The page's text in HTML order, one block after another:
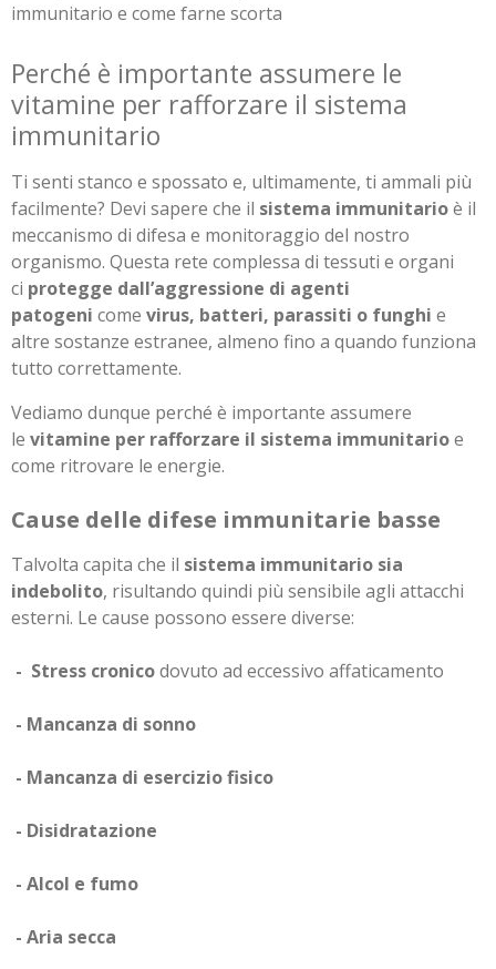
immunitario e come farne scorta
Perché è importante assumere le
vitamine per rafforzare il sistema
immunitario
Ti senti stanco e spossato e, ultimamente, ti ammali più
facilmente? Devi sapere che il sistema immunitarioè il
meccanismo di difesa e monitoraggio del nostro
organismo. Questa rete complessa di tessuti e organi
ci protegge dall’aggressione di agenti
patogeni come virus, batteri, parassiti o funghi e
altre sostanze estranee, almeno fino a quando funziona
tutto correttamente.
Vediamo dunque perché è importante assumere
le vitamine per rafforzare il sistema immunitarioe
come ritrovare le energie.
Cause delle difese immunitarie basse
Talvolta capita che il sistema immunitario sia
indebolito, risultando quindi più sensibile agli attacchi
esterni. Le cause possono essere diverse:
- Stress cronicodovuto ad eccessivo affaticamento
- Mancanza di sonno
- Mancanza di esercizio fisico
- Disidratazione
- Alcol e fumo
- Aria secca